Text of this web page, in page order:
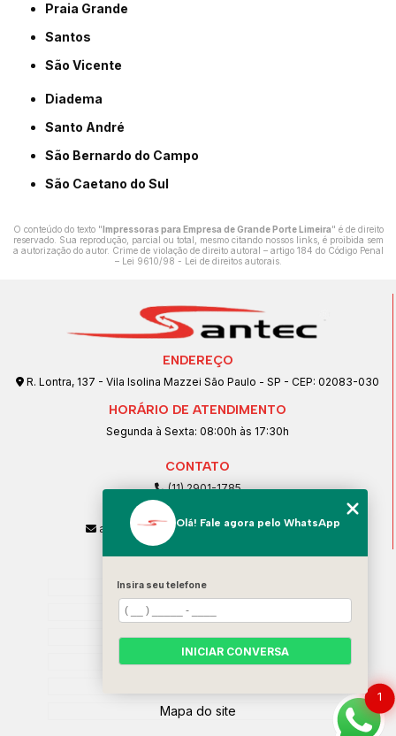
Praia Grande
Santos
São Vicente
Diadema
Santo André
São Bernardo do Campo
São Caetano do Sul
O conteúdo do texto "Impressoras para Empresa de Grande Porte Limeira" é de direito
reservado. Sua reprodução, parcial ou total, mesmo citando nossos links, é proibida sem
a autorização do autor. Crime de violação de direito autoral – artigo 184 do Código Penal
– Lei 9610/98 - Lei de direitos autorais.
ENDEREÇO
R. Lontra, 137 - Vila Isolina Mazzei São Paulo - SP - CEP: 02083-030
HORÁRIO DE ATENDIMENTO
Segunda à Sexta: 08:00h às 17:30h
CONTATO
(11) 2901-1785
(11) 99239-1832
atendimento@santeccopiadoras.com.br
Home
Empresa
SERVIÇOS
Contato
Mapa do site
1
Olá! Fale agora pelo WhatsApp
Insira seu telefone
INICIAR CONVERSA